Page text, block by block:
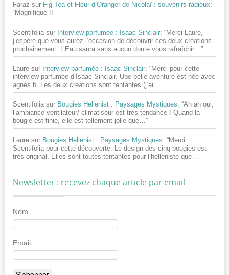
Faraz sur Fig Tea et Fleur d’Oranger de Nicolaï : souvenirs radieux:
“Magnifique !!”
Scentifolia sur Interview parfumée : Isaac Sinclair: “Merci Laure,
j’espère que vous aurez l’occasion de découvrir ces deux créations
prochainement. L’Eau saura sans aucun doute vous rafraîchir… ”
Laure sur Interview parfumée : Isaac Sinclair: “Merci pour cette
interview parfumée d’Isaac Sinclair. Ube belle aventure est née avec
agnès.b. Les deux créations sont tentantes (j’ai… ”
Scentifolia sur Bougies Hellenist : Paysages Mystiques: “Ah ah oui,
l’ambiance ventilateur/ climatiseur est très tendance ! Quand la
bougie est finie, elle est tellement jolie que… ”
Laure sur Bougies Hellenist : Paysages Mystiques: “Merci
Scentifolia pour cette découverte. Le design des cinq bougies est
très original. Elles sont toutes tentantes pour l’helléniste que… ”
Newsletter : recevez chaque article par email
Nom
Email